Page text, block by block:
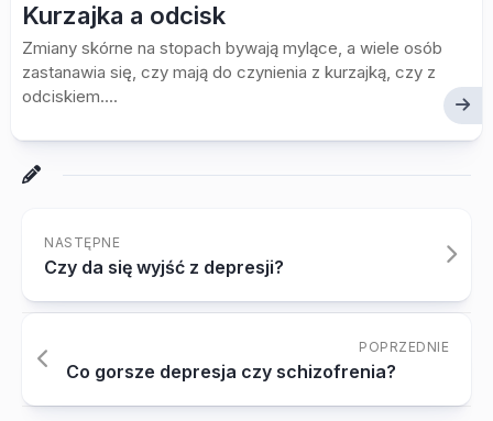
Kurzajka a odcisk
Zmiany skórne na stopach bywają mylące, a wiele osób
zastanawia się, czy mają do czynienia z kurzajką, czy z
odciskiem....
NASTĘPNE
Czy da się wyjść z depresji?
POPRZEDNIE
Co gorsze depresja czy schizofrenia?